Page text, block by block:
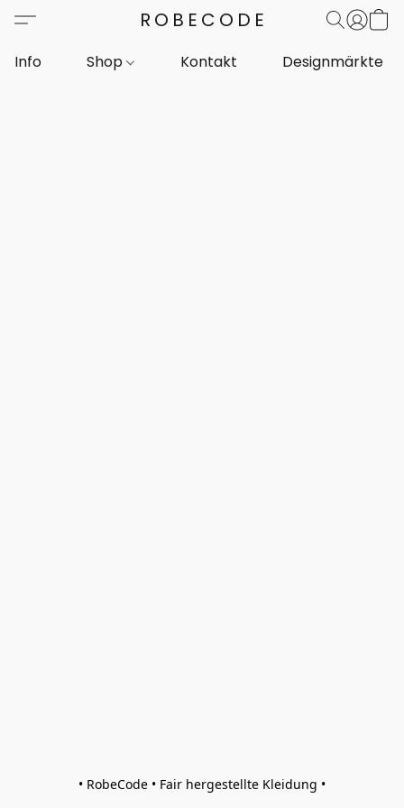
ROBECODE
Info Shop Kontakt Designmärkte
• RobeCode • Fair hergestellte Kleidung •